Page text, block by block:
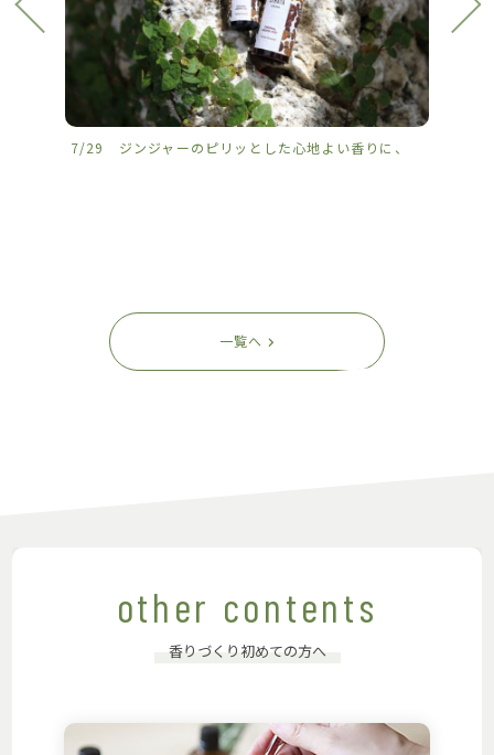
7/29 ジンジャーのピリッとした心地よい香りに、
一覧へ
other contents
香りづくり初めての方へ